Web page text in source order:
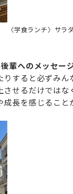
〈学食ランチ〉サラ
輩へのメッセー
すると必ずみ
させるだけでは
長を感じるこ